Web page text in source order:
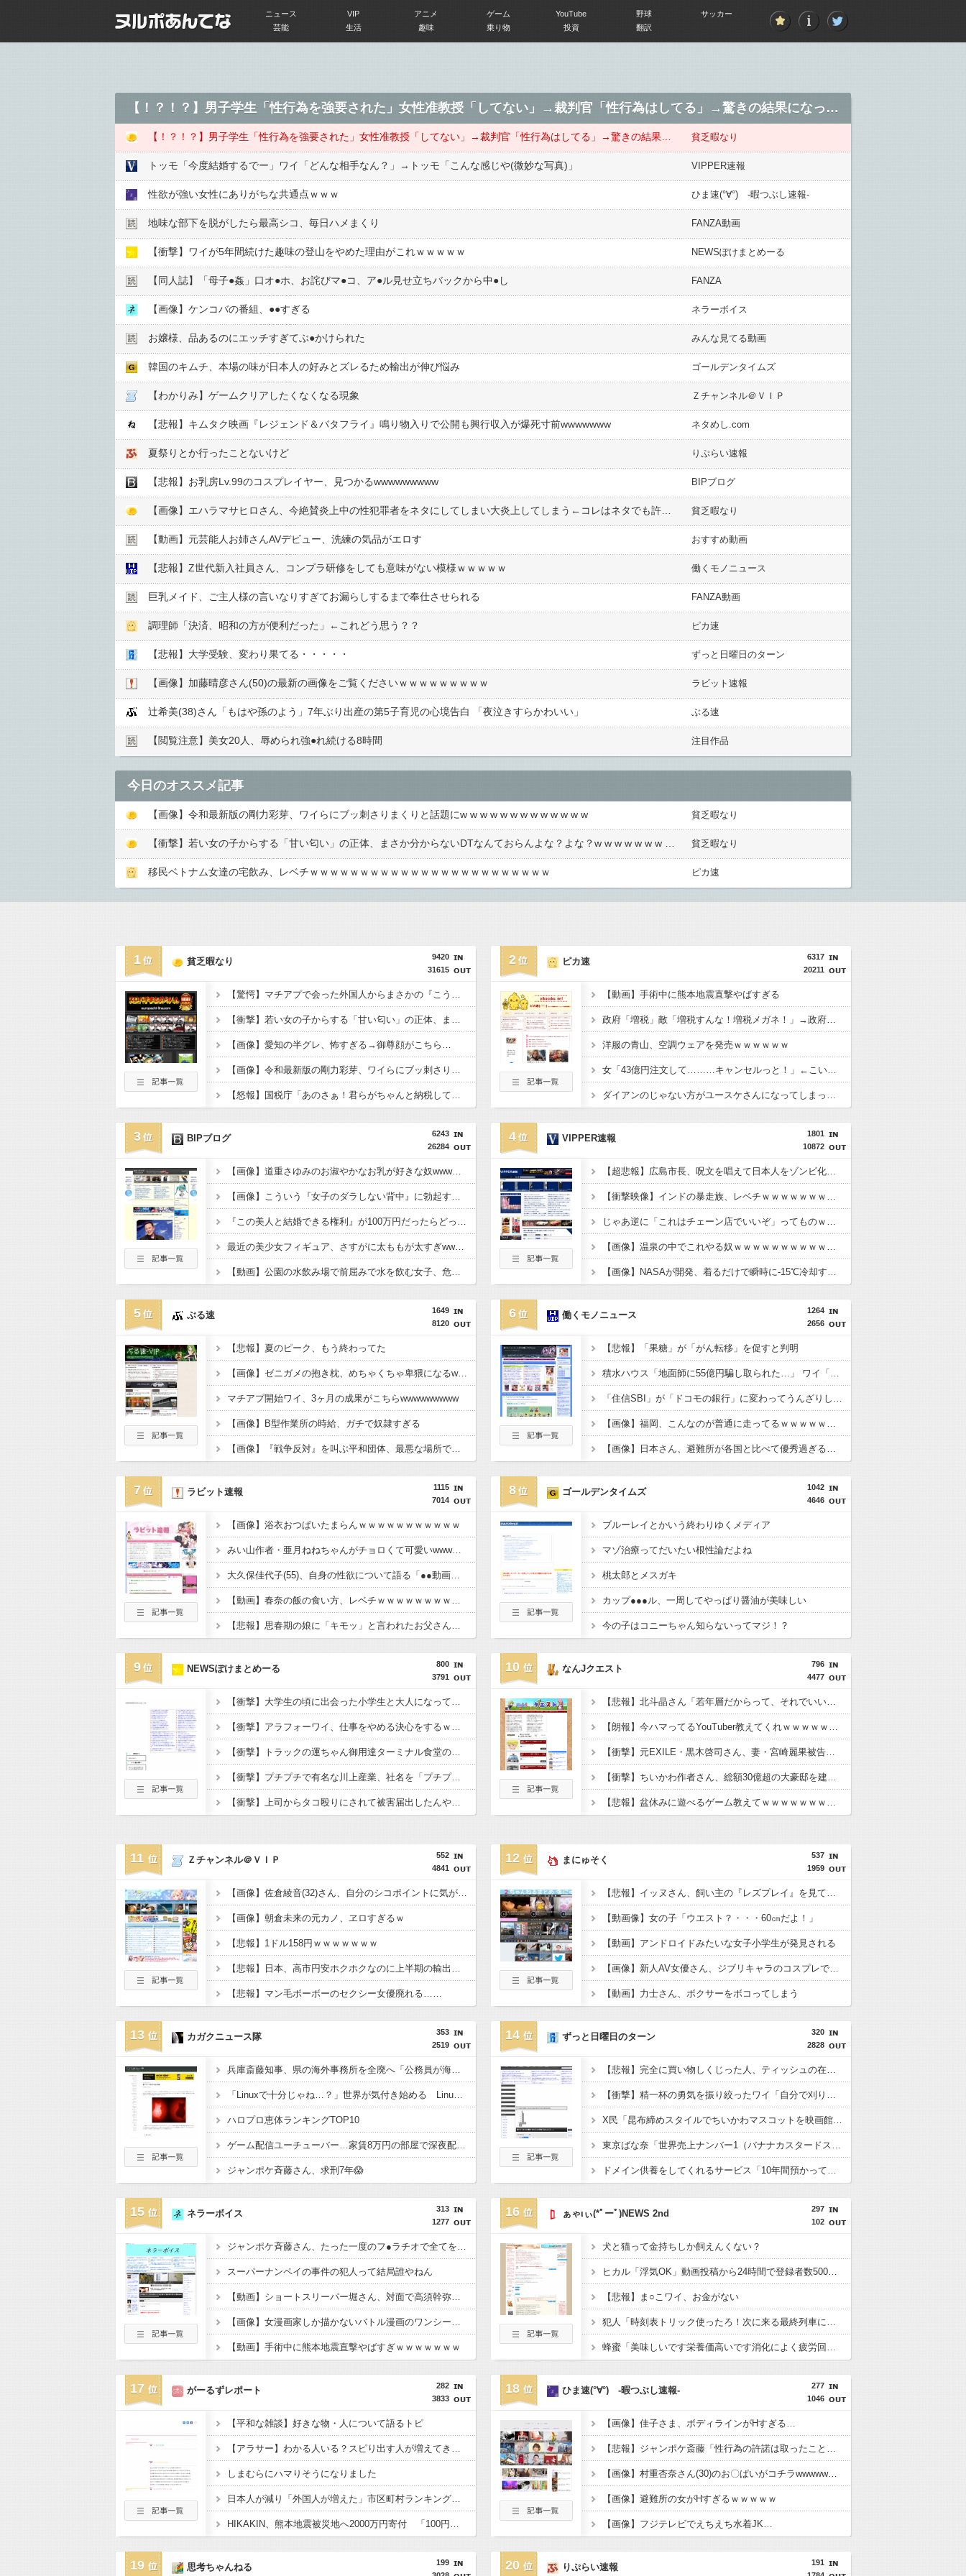
ニュース VIP アニメ ゲーム YouTube 野球
サッカー
芸能
生活 趣味 乗り物 投資 翻訳
【！？！？】男子学生「性行為を強要された」女性准教授「してない」→裁判官「性行為はしてる」→驚きの結果になってしまうｗｗｗｗｗｗｗｗｗ
貧乏暇なり
トッモ「今度結婚するでー」ワイ「どんな相手なん？」→トッモ「こんな感じや(微妙な写真)」 VIPPER速報
性欲が強い女性にありがちな共通点ｗｗｗ ひま速(°∀°) -暇つぶし速報-
地味な部下を脱がしたら最高シコ、毎日ハメまくり FANZA動画
【衝撃】ワイが5年間続けた趣味の登山をやめた理由がこれｗｗｗｗｗ NEWSぽけまとめーる
【同人誌】「母子●︎姦」口オ●︎ホ、お詫びマ●︎コ、ア●︎ル見せ立ちバックから中●︎し FANZA
【画像】ケンコバの番組、●●すぎる ネラーボイス
お嬢様、品あるのにエッチすぎてぶ●︎かけられた みんな見てる動画
韓国のキムチ、本場の味が日本人の好みとズレるため輸出が伸び悩み ゴールデンタイムズ
【わかりみ】ゲームクリアしたくなくなる現象 Ｚチャンネル＠ＶＩＰ
【悲報】キムタク映画『レジェンド＆バタフライ』鳴り物入りで公開も興行収入が爆死寸前wwwwwww ネタめし.com
夏祭りとか行ったことないけど りぷらい速報
【悲報】お乳房Lv.99のコスプレイヤー、見つかるwwwwwwwww BIPブログ
貧乏暇なり
【動画】元芸能人お姉さんAVデビュー、洗練の気品がエロす おすすめ動画
【悲報】Z世代新入社員さん、コンプラ研修をしても意味がない模様ｗｗｗｗｗ 働くモノニュース
巨乳メイド、ご主人様の言いなりすぎてお漏らしするまで奉仕させられる FANZA動画
調理師「決済、昭和の方が便利だった」←これどう思う？？ ピカ速
【悲報】大学受験、変わり果てる・・・・・ ずっと日曜日のターン
【画像】加藤晴彦さん(50)の最新の画像をご覧くださいｗｗｗｗｗｗｗｗｗ ラビット速報
辻希美(38)さん「もはや孫のよう」7年ぶり出産の第5子育児の心境告白 「夜泣きすらかわいい」 ぶる速
【閲覧注意】美女20人、辱められ強●︎れ続ける8時間 注目作品
今日のオススメ記事
【画像】令和最新版の剛力彩芽、ワイらにブッ刺さりまくりと話題にw w w w w w w w w w w w w 貧乏暇なり
貧乏暇なり
移民ベトナム女達の宅飲み、レベチｗｗｗｗｗｗｗｗｗｗｗｗｗｗｗｗｗｗｗｗｗｗｗｗ ピカ速
1
9420
31615
貧乏暇なり
【驚愕】マチアプで会った外国人からまさかの『こう』言われたんやがこれワイ詰みか？？？？？？？
【衝撃】若い女の子からする「甘い匂い」の正体、まさか分からないDTなんておらんよな？よな？w w w w w w w w w w w
【画像】愛知の半グレ、怖すぎる→御尊顔がこちら…
【画像】令和最新版の剛力彩芽、ワイらにブッ刺さりまくりと話題にw w w w w w w w w w w w w
【怒報】国税庁「あのさぁ！君らがちゃんと納税してくれないとこうなっちゃうけどどうする？！」←これw w w w w w w w
2
6317
20211
ピカ速
【動画】手術中に熊本地震直撃やばすぎる
政府「増税」敵「増税すんな！増税メガネ！」→政府「減税」敵「減税すんな！社会保障どうなる！」
洋服の青山、空調ウェアを発売ｗｗｗｗｗｗ
女「43億円注文して………キャンセルっと！」←こいつの目的
ダイアンのじゃない方がユースケさんになってしまっているという事実←これ
3
6243
26284
BIPブログ
【画像】道重さゆみのお淑やかなお乳が好きな奴wwwwwww
【画像】こういう『女子のダラしない背中』に勃起する奴wwww
『この美人と結婚できる権利』が100万円だったらどっち選ぶwwwww
最近の美少女フィギュア、さすがに太ももが太すぎwwwww
【動画】公園の水飲み場で前屈みで水を飲む女子、危うく乳が見えてしまう
4
1801
10872
VIPPER速報
【超悲報】広島市長、呪文を唱えて日本人をゾンビ化させていると非難されてしまう
【衝撃映像】インドの暴走族、レベチｗｗｗｗｗｗｗｗｗｗｗｗｗｗｗｗ
じゃあ逆に「これはチェーン店でいいぞ」ってものｗｗｗｗｗｗｗｗ
【画像】温泉の中でこれやる奴ｗｗｗｗｗｗｗｗｗｗｗｗｗｗｗｗ
【画像】NASAが開発、着るだけで瞬時に-15℃冷却する冷感ポンチョが3,980円ｗｗｗｗｗ
5
1649
8120
ぶる速
【悲報】夏のピーク、もう終わってた
【画像】ゼニガメの抱き枕、めちゃくちゃ卑猥になるwwwwwww
マチアプ開始ワイ、3ヶ月の成果がこちらwwwwwwwww
【画像】B型作業所の時給、ガチで奴隷すぎる
【画像】『戦争反対』を叫ぶ平和団体、最悪な場所でデモをしてしまう
6
1264
2656
働くモノニュース
【悲報】「果糖」が「がん転移」を促すと判明
積水ハウス「地面師に55億円騙し取られた…」 ワイ「はえーかわいそう…会社滅茶苦茶やろなぁ」
「住信SBI」が「ドコモの銀行」に変わってうんざりしてるやつｗｗｗｗｗｗｗ
【画像】福岡、こんなのが普通に走ってるｗｗｗｗｗｗｗｗｗｗｗｗｗｗｗｗ
【画像】日本さん、避難所が各国と比べて優秀過ぎると話題に
7
1115
7014
ラビット速報
【画像】浴衣おつぱいたまらんｗｗｗｗｗｗｗｗｗｗｗ
みい山作者・亜月ねねちゃんがチョロくて可愛いwwwwwww （※画像あり）
大久保佳代子(55)、自身の性欲について語る「●●動画をみて●●い気持ちになる」
【動画】春奈の飯の食い方、レベチｗｗｗｗｗｗｗｗｗｗｗｗｗｗｗｗｗｗｗｗｗｗｗｗ
【悲報】思春期の娘に「キモッ」と言われたお父さん、グレる
8
1042
4646
ゴールデンタイムズ
ブルーレイとかいう終わりゆくメディア
マゾ治療ってだいたい根性論だよね
桃太郎とメスガキ
カップ●●●ル、一周してやっぱり醤油が美味しい
今の子はコニーちゃん知らないってマジ！？
9
800
3791
NEWSぽけまとめーる
【衝撃】大学生の頃に出会った小学生と大人になってから再会し結婚した男、めちゃくちゃ叩かれてしまうｗｗｗｗｗ(※画像あり)
【衝撃】アラフォーワイ、仕事をやめる決心をするｗｗｗｗｗ
【衝撃】トラックの運ちゃん御用達ターミナル食堂のオムライスが強すぎるｗｗｗｗｗ(※画像あり)
【衝撃】プチプチで有名な川上産業、社名を「プチプチ株式会社」に変更されるｗｗｗｗｗ
【衝撃】上司からタコ殴りにされて被害届出したんやけど示談金どれくらいいけそう？ｗｗｗｗｗ
10
796
4477
なんJクエスト
【悲報】北斗晶さん「若年層だからって、それでいいんだろうか」北海道大学生暴行死の無期懲役判決に疑問・・・・・・・・・
【朗報】今ハマってるYouTuber教えてくれｗｗｗｗｗｗｗｗｗｗ
【衝撃】元EXILE・黒木啓司さん、妻・宮崎麗果被告へのDV事案で逮捕されていた・・・・・・・・・
【衝撃】ちいかわ作者さん、総額30億超の大豪邸を建てるｗｗｗｗｗｗｗｗｗｗ
【悲報】盆休みに遊べるゲーム教えてｗｗｗｗｗｗｗｗｗｗ
11
552
4841
Ｚチャンネル＠ＶＩＰ
【画像】佐倉綾音(32)さん、自分のシコポイントに気がついて見せびらかすｗ
【画像】朝倉未来の元カノ、ヱロすぎるｗ
【悲報】1ドル158円ｗｗｗｗｗｗｗ
【悲報】日本、高市円安ホクホクなのに上半期の輸出額が台湾と韓国に抜かれるww
【悲報】マン毛ボーボーのセクシー女優廃れる……
12
537
1959
まにゅそく
【悲報】イッヌさん、飼い主の『レズプレイ』を見てドン引き・・・
【動画像】女の子「ウエスト？・・・60㎝だよ！」
【動画】アンドロイドみたいな女子小学生が発見される
【画像】新人AV女優さん、ジブリキャラのコスプレでチンポを硬めてくるｗｗｗｗｗｗｗ
【動画】力士さん、ボクサーをボコってしまう
13
353
2519
カガクニュース隊
兵庫斎藤知事、県の海外事務所を全廃へ「公務員が海外で遊ぶためにあるだけ」 [963243619]
「Linuxで十分じゃね…？」世界が気付き始める Linuxの市場シェアが初めて10%超える Windows窮地 [323057825]
ハロプロ恵体ランキングTOP10
ゲーム配信ユーチューバー…家賃8万円の部屋で深夜配信→管理会社から厳重注意されてお気持ち表明
ジャンポケ斉藤さん、求刑7年😱
14
320
2828
ずっと日曜日のターン
【悲報】完全に買い物しくじった人、ティッシュの在庫がエグいことになるｗｗｗｗｗｗ
【衝撃】精一杯の勇気を振り絞ったワイ「自分で刈り上げしてみよう」→結果・・・・・
X民「昆布締めスタイルでちいかわマスコットを映画館に連れ歩きたいな～せや！」
東京ばな奈「世界売上ナンバー1（バナナカスタードスポンジケーキにおいて）」←コレｗｗｗｗｗ
ドメイン供養をしてくれるサービス「10年間預かってくれて、DNSに何も登録しない」←コレ良くね？
15
313
1277
ネラーボイス
ジャンポケ斉藤さん、たった一度のフ●ラチオで全てを失ってしまう
スーパーナンペイの事件の犯人って結局誰やねん
【動画】ショートスリーパー堀さん、対面で高須幹弥にキレる
【画像】女漫画家しか描かないバトル漫画のワンシーンが発見さらるwwwwwwwwwwwwwwwwwwwwwwwwwww
【動画】手術中に熊本地震直撃やばすぎｗｗｗｗｗｗｗ
16
297
102
ぁゃιぃ(*ﾟーﾟ)NEWS 2nd
犬と猫って金持ちしか飼えんくない？
ヒカル「浮気OK」動画投稿から24時間で登録者数500万人割れ12万人減、コメント約４万件超
【悲報】ま○こワイ、お金がない
犯人「時刻表トリック使ったろ！次に来る最終列車に乗り継ぎすればアリバイ成立や！」
蜂蜜「美味しいです栄養価高いです消化によく疲労回復の効力もあります」←お前らが飲まない理由
17
282
3833
がーるずレポート
【平和な雑談】好きな物・人について語るトピ
【アラサー】わかる人いる？スピり出す人が増えてきた【主婦】
しまむらにハマりそうになりました
日本人が減り「外国人が増えた」市区町村ランキング…5位は埼玉県川口市、4位京都市、ではトップ3は？
HIKAKIN、熊本地震被災地へ2000万円寄付 「100円でも1円でも…」支援の輪を呼びかけ【令和8年熊本地震】
18
277
1046
ひま速(°∀°) -暇つぶし速報-
【画像】佳子さま、ボディラインがHすぎる…
【悲報】ジャンポケ斎藤「性行為の許諾は取ったことありません」
【画像】村重杏奈さん(30)のお〇ぱいがコチラwwwwwwwwwwww
【画像】避難所の女がHすぎるｗｗｗｗｗ
【画像】フジテレビでえちえち水着JK…
19
199
思考ちゃんねる 20
191
りぷらい速報